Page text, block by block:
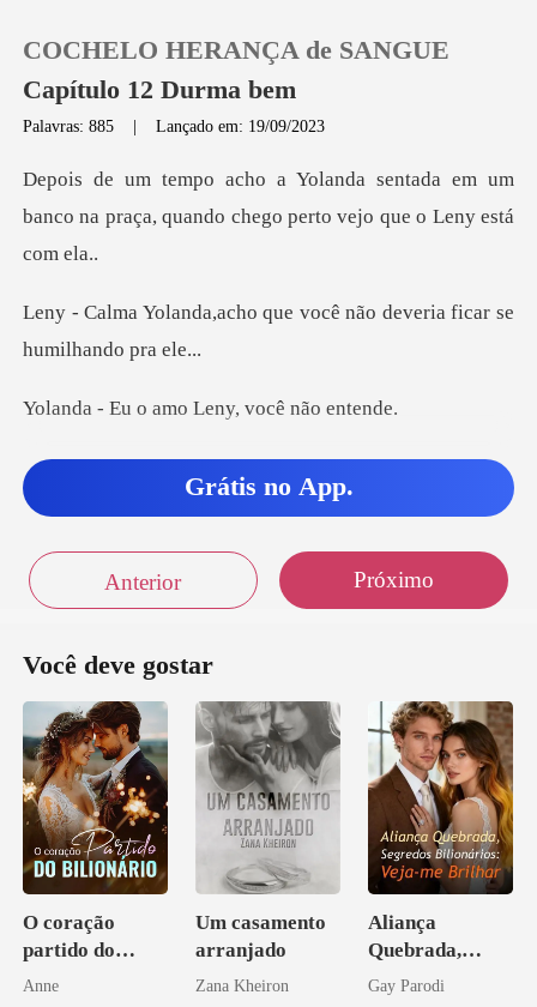
0
Loja
Histórico
Baixar App
COCHELO HERANÇA de SANGUE
Capítulo 12 Durma bem
Palavras: 885 |Lançado em: 19/09/2023
tada em um
banco na praça, quando che
que você não deveria fic
amo Leny, voc
vi ela saindo chora
Grátis no App.
Anterior Próximo
Você deve gostar
O coração
partido do
bilionário
Anne
Um casamento
arranjado
Zana Kheiron
Aliança
Quebrada,
Segredos
Gay Parodi